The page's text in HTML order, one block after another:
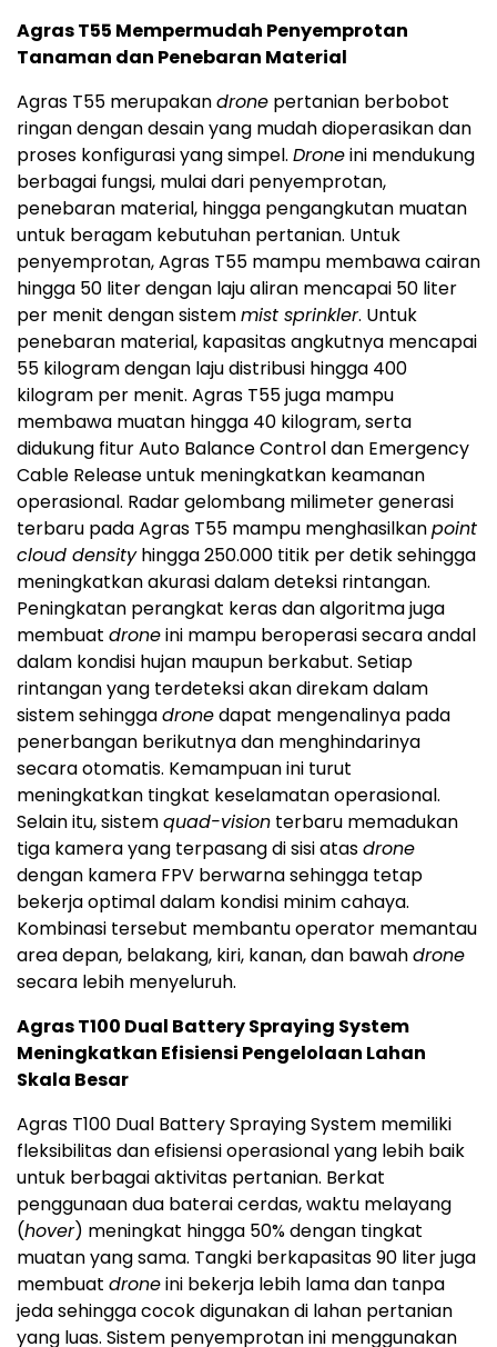
Agras T55 Mempermudah Penyemprotan
Tanaman dan Penebaran Material
Agras T55 merupakandrone pertanian berbobot
ringan dengan desain yang mudah dioperasikan dan
proses konfigurasi yang simpel. Droneini mendukung
berbagai fungsi, mulai dari penyemprotan,
penebaran material, hingga pengangkutan muatan
untuk beragam kebutuhan pertanian. Untuk
penyemprotan, Agras T55 mampu membawa cairan
hingga 50 liter dengan laju aliran mencapai 50 liter
per menit dengan sistemmist sprinkler. Untuk
penebaran material, kapasitas angkutnya mencapai
55 kilogram dengan laju distribusi hingga 400
kilogram per menit. Agras T55 juga mampu
membawa muatan hingga 40 kilogram, serta
didukung fitur Auto Balance Control dan Emergency
Cable Release untuk meningkatkan keamanan
operasional. Radar gelombang milimeter generasi
terbaru pada Agras T55 mampu menghasilkanpoint
cloud densityhingga 250.000 titik per detik sehingga
meningkatkan akurasi dalam deteksi rintangan.
Peningkatan perangkat keras dan algoritma juga
membuat droneini mampu beroperasi secara andal
dalam kondisi hujan maupun berkabut. Setiap
rintangan yang terdeteksi akan direkam dalam
sistem sehinggadronedapat mengenalinya pada
penerbangan berikutnya dan menghindarinya
secara otomatis. Kemampuan ini turut
meningkatkan tingkat keselamatan operasional.
Selain itu, sistemquad-vision terbaru memadukan
tiga kamera yang terpasang di sisi atasdrone
dengan kamera FPV berwarna sehingga tetap
bekerja optimal dalam kondisi minim cahaya.
Kombinasi tersebut membantu operator memantau
area depan, belakang, kiri, kanan, dan bawahdrone
secara lebih menyeluruh.
Agras T100 Dual Battery Spraying System
Meningkatkan Efisiensi Pengelolaan Lahan
Skala Besar
Agras T100 Dual Battery Spraying System memiliki
fleksibilitas dan efisiensi operasional yang lebih baik
untuk berbagai aktivitas pertanian. Berkat
penggunaan dua baterai cerdas, waktu melayang
(hover) meningkat hingga 50% dengan tingkat
muatan yang sama. Tangki berkapasitas 90 liter juga
membuat droneini bekerja lebih lama dan tanpa
jeda sehingga cocok digunakan di lahan pertanian
yang luas. Sistem penyemprotan ini menggunakan